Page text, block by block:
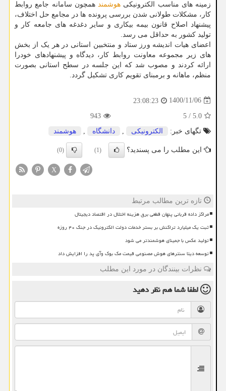
زمینه های مناسب الکترونیکی هوشمند همچون سامانه جامع روابط
کار، مشکلات طولانی شدن بررسی پرونده ها در مجامع حل اختلاف،
پیشنهاد اصلاح قانون بیمه بیکاری و سایر دغدغه های جامعه کار و
تولید کشور به حداقل می رسد.
اعضای هیات اندیشه ورز ستاد و منتخبین استانی در هر یک از بخش
های زیر مجموعه معاونت روابط کار، دیدگاه و پیشنهادهای خودرا
ارائه کردند و مصوب شد که این جلسه در سطح استانی بصورت
منظم، ماهانه و برمبنای تقویم کاری تشکیل گردد.
1400/11/06
23:08:23
5.0
/
5
943
تگهای خبر:
الكترونیكی , دانشگاه , هوشمند
این مطلب را می پسندید؟ (1)
(0)
X
تازه ترین مطالب مرتبط
مراکز داده قربانی پنهان قطعی برق هزینه اختلال در اقتصاد دیجیتال
ثبت یک میلیارد تراکنش بر بستر خدمات دولت الکترونیک در جنگ ۴۰ روزه
تولید عکس با جمینای هوشمندتر می شود
توسعه دیتا سنترهای هوش مصنوعی قیمت مک بوک وآی پد را افزایش داد
نظرات بینندگان در مورد این مطلب
لطفا شما همنظر دهید